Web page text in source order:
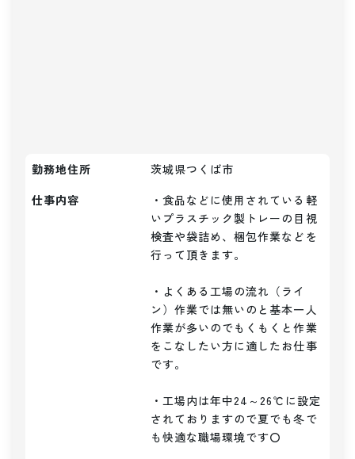
勤務地住所
茨城県つくば市
仕事内容
・食品などに使用されている軽
いプラスチック製トレーの目視
検査や袋詰め、梱包作業などを
行って頂きます。
・よくある工場の流れ（ライ
ン）作業では無いのと基本一人
作業が多いのでもくもくと作業
をこなしたい方に適したお仕事
です。
・工場内は年中24～26℃に設定
されておりますので夏でも冬で
も快適な職場環境です〇